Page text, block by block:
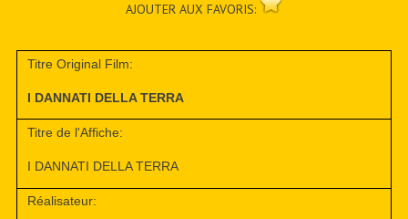
AJOUTER AUX FAVORIS:
Titre Original Film:
I DANNATI DELLA TERRA
Titre de l'Affiche:
I DANNATI DELLA TERRA
Réalisateur: